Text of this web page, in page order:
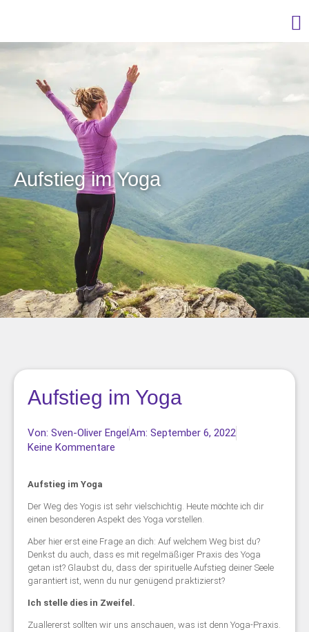
Aufstieg im Yoga
Aufstieg im Yoga
Von: Sven-Oliver EngelAm: September 6, 2022
Keine Kommentare
Aufstieg im Yoga
Der Weg des Yogis ist sehr vielschichtig. Heute möchte ich dir
einen besonderen Aspekt des Yoga vorstellen.
Aber hier erst eine Frage an dich: Auf welchem Weg bist du?
Denkst du auch, dass es mit regelmäßiger Praxis des Yoga
getan ist? Glaubst du, dass der spirituelle Aufstieg deiner Seele
garantiert ist, wenn du nur genügend praktizierst?
Ich stelle dies in Zweifel.
Zuallererst sollten wir uns anschauen, was ist denn Yoga-Praxis.